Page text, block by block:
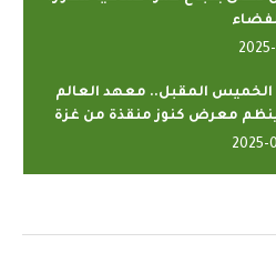
الخميس المقبل.. معهد العالم
ينظم معرض كنوز منقذة من غزة
2025-